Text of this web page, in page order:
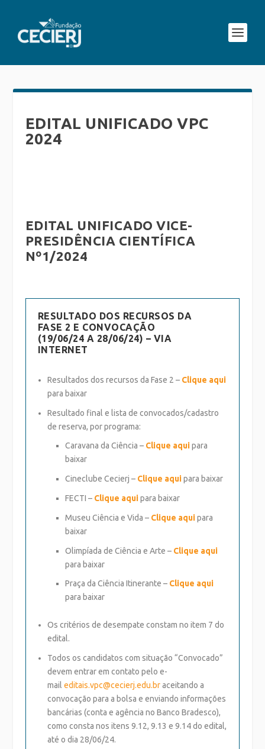
EDITAL UNIFICADO VPC
2024
EDITAL UNIFICADO VICE-
PRESIDÊNCIA CIENTÍFICA
Nº1/2024
RESULTADO DOS RECURSOS DA
FASE 2 E CONVOCAÇÃO
(19/06/24 A 28/06/24) – VIA
INTERNET
Resultados dos recursos da Fase 2 – Clique aqui
para baixar
Resultado final e lista de convocados/cadastro
de reserva, por programa:
Caravana da Ciência – Clique aquipara
baixar
Cineclube Cecierj – Clique aquipara baixar
FECTI – Clique aquipara baixar
Museu Ciência e Vida – Clique aquipara
baixar
Olimpíada de Ciência e Arte – Clique aqui
para baixar
Praça da Ciência Itinerante – Clique aqui
para baixar
Os critérios de desempate constam no item 7 do
edital.
Todos os candidatos com situação “Convocado”
devem entrar em contato pelo e-
mail editais.vpc@cecierj.edu.br aceitando a
convocação para a bolsa e enviando informações
bancárias (conta e agência no Banco Bradesco),
como consta nos itens 9.12, 9.13 e 9.14 do edital,
até o dia 28/06/24.